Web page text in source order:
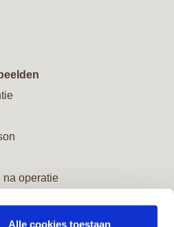
Alle cookies toestaan
na operatie